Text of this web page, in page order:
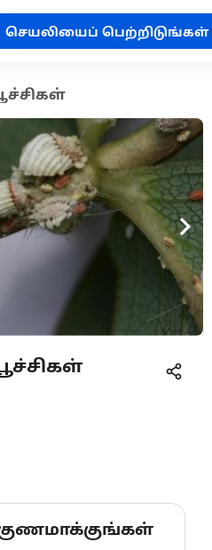
செயலியைப் பெற்றிடுங்கள்